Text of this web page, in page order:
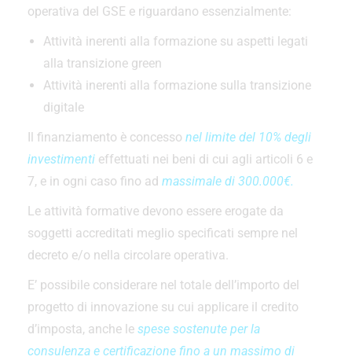
operativa del GSE e riguardano essenzialmente:
Attività inerenti alla formazione su aspetti legati
alla transizione green
Attività inerenti alla formazione sulla transizione
digitale
Il finanziamento è concesso nel limite del 10% degli
investimenti effettuati nei beni di cui agli articoli 6 e
7, e in ogni caso fino ad massimale di 300.000€.
Le attività formative devono essere erogate da
soggetti accreditati meglio specificati sempre nel
decreto e/o nella circolare operativa.
E’ possibile considerare nel totale dell’importo del
progetto di innovazione su cui applicare il credito
d’imposta, anche le spese sostenute per la
consulenza e certificazione fino a un massimo di